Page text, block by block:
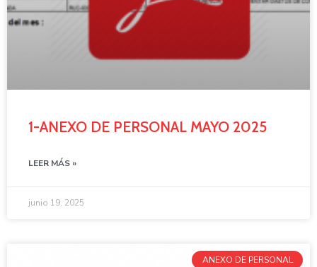
1-ANEXO DE PERSONAL MAYO 2025
LEER MÁS »
junio 19, 2025
ANEXO DE PERSONAL